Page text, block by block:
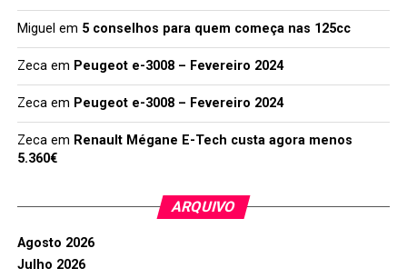
Miguel em 5 conselhos para quem começa nas 125cc
Zecaem Peugeot e-3008 – Fevereiro 2024
Zecaem Peugeot e-3008 – Fevereiro 2024
Zecaem Renault Mégane E-Tech custa agora menos
5.360€
ARQUIVO
Agosto 2026
Julho 2026